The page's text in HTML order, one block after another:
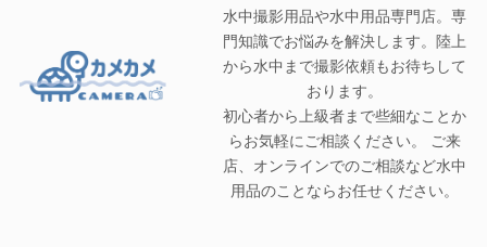
水中撮影用品や水中用品専門店。専
門知識でお悩みを解決します。陸上
から水中まで撮影依頼もお待ちして
おります。
初心者から上級者まで些細なことか
らお気軽にご相談ください。 ご来
店、オンラインでのご相談など水中
用品のことならお任せください。